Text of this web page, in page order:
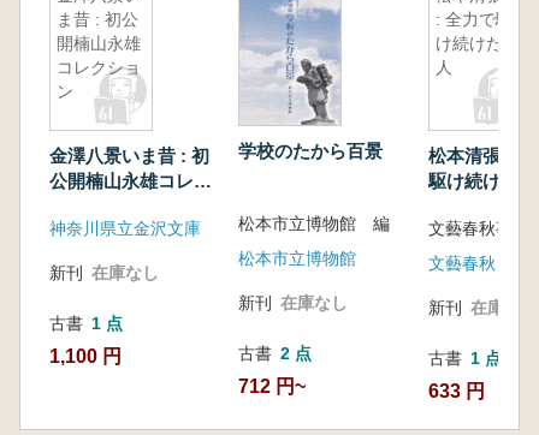
ま昔 : 初公
開楠山永雄
コレクショ
ン
金澤八景いま昔 : 初
公開楠山永雄コレク
神奈川県立金沢文庫
新刊 在庫なし
古書 1 点
1,100 円
学校のたから百景
松本市立博物館 編
松本市立博物館
新刊 在庫なし
古書 2 点
712 円~
: 全力で駆
け続けた巨
人
松本清張展 :
駆け続けた
文藝春秋事業
文藝春秋
新刊 在庫なし
古書 1 点
633 円